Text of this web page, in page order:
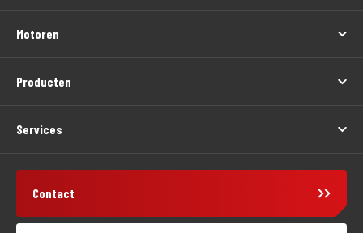
Motoren
Producten
Services
Contact